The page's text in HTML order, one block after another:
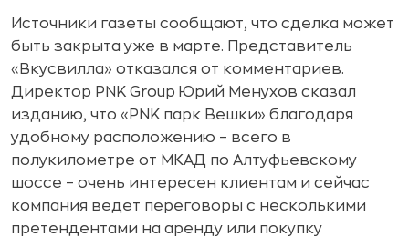
Источники газеты сообщают, что сделка может
быть закрыта уже в марте. Представитель
«Вкусвилла» отказался от комментариев.
Директор PNK Group Юрий Менухов сказал
изданию, что «PNK парк Вешки» благодаря
удобному расположению – всего в
полукилометре от МКАД по Алтуфьевскому
шоссе – очень интересен клиентам и сейчас
компания ведет переговоры с несколькими
претендентами на аренду или покупку